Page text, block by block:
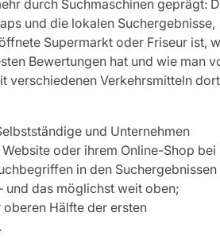
durch Suchmaschinen geprägt:
und die lokalen Suchergebnisse,
Supermarkt oder Friseur ist,
Bewertungen hat und wie man
verschiedenen Verkehrsmitteln dort
und Unternehmen
oder ihrem Online-Shop bei
in den Suchergebnissen
das möglichst weit oben;
Hälfte der ersten